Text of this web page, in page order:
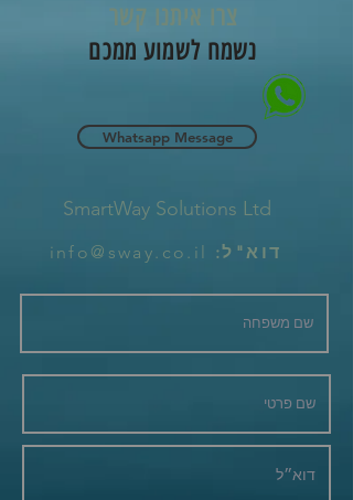
צרו איתנו קשר
נשמח לשמוע ממכם
SmartWay Solutions Ltd
דוא"ל: info@sway.co.il
Whatsapp Message